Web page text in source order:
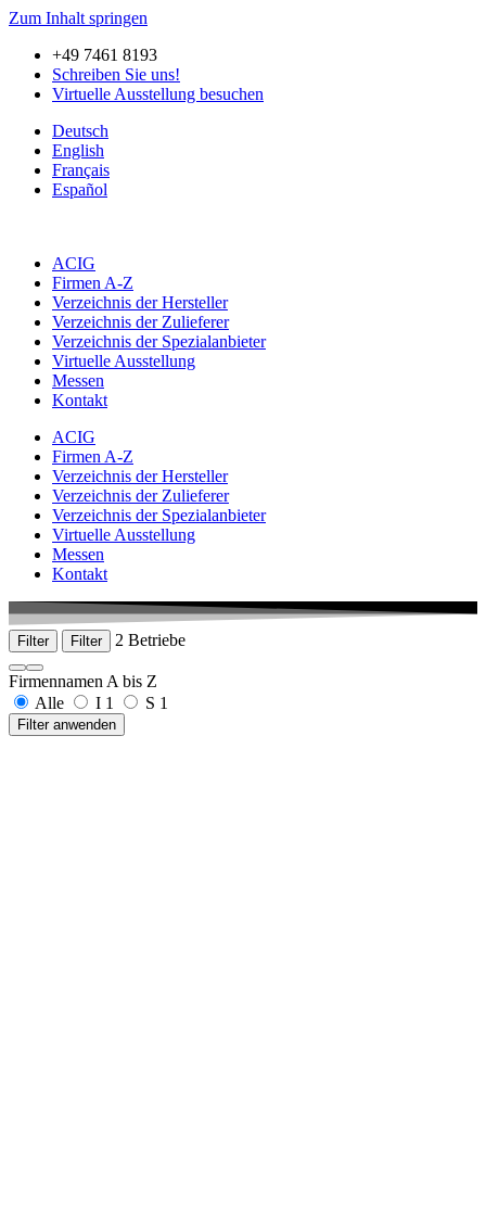
Zum Inhalt springen
+49 7461 8193
Schreiben Sie uns!
Virtuelle Ausstellung besuchen
Deutsch
English
Français
Español
ACIG
Firmen A-Z
Verzeichnis der Hersteller
Verzeichnis der Zulieferer
Verzeichnis der Spezialanbieter
Virtuelle Ausstellung
Messen
Kontakt
ACIG
Firmen A-Z
Verzeichnis der Hersteller
Verzeichnis der Zulieferer
Verzeichnis der Spezialanbieter
Virtuelle Ausstellung
Messen
Kontakt
Filter Filter 2 Betriebe
Firmennamen A bis Z
Alle
I 1 S 1
Filter anwenden